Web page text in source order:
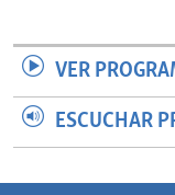
VER
ESCUCHAR